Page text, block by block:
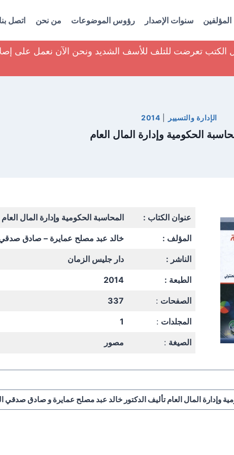
المؤلفين سنوات الإصدار رؤوس الموضوعات من نحن اتصل بنا
الكتب تعرضت للتلف للأسف الشديد ونحن الآن نعمل على
الإدارة والتسيير 2014
الحكومية وإدارة المال العام
عنوان الكتاب : المحاسبة الحكومية وإدارة المال العام
المؤلف : خالد عبد مصلح عمايرة – صادق صدقي
الناشر : دار جليس الزمان
الطبعة : 2014
الصفحات :
337
المجلدات :
1
الصيغة : مصور
وإدارة المال العام تأليف الدكتور خالد عبد مصلح عمايرة و صادق صدقي